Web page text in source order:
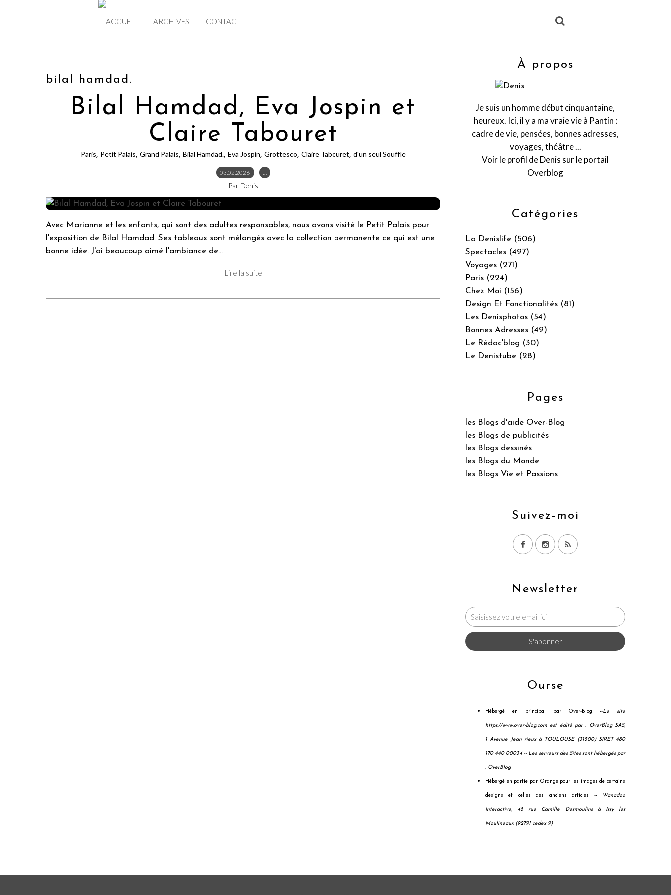
ACCUEIL ARCHIVES CONTACT
bilal hamdad.
Bilal Hamdad, Eva Jospin et
Claire Tabouret
Paris, Petit Palais, Grand Palais, Bilal Hamdad., Eva Jospin, Grottesco, Claire Tabouret, d'un seul Souffle
03.02.2026 …
Par Denis
Avec Marianne et les enfants, qui sont des adultes responsables, nous avons visité le Petit Palais pour
l'exposition de Bilal Hamdad. Ses tableaux sont mélangés avec la collection permanente ce qui est une
bonne idée. J'ai beaucoup aimé l'ambiance de...
Lire la suite
Newsletter
Catégories
La Denislife (506)
Spectacles (497)
Voyages (271)
Paris (224)
Chez Moi (156)
Design Et Fonctionalités (81)
Les Denisphotos (54)
Bonnes Adresses (49)
Le Rédac'blog (30)
Le Denistube (28)
Pages
les Blogs d'aide Over-Blog
les Blogs de publicités
les Blogs dessinés
les Blogs du Monde
les Blogs Vie et Passions
Suivez-moi
À propos
Je suis un homme début cinquantaine,
heureux. Ici, il y a ma vraie vie à Pantin :
cadre de vie, pensées, bonnes adresses,
voyages, théâtre ...
Voir le profil deDenis sur le portail
Overblog
Ourse
Hébergé en principal par Over-Blog --Le site
https://www.over-blog.com est édité par : OverBlog SAS,
1 Avenue Jean rieux à TOULOUSE (31500) SIRET 480
170 440 00034 -- Les serveurs des Sites sont hébergés par
: OverBlog
Hébergé en partie par Orange pour les images de certains
designs et celles des anciens articles -- Wanadoo
Interactive, 48 rue Camille Desmoulins à Issy les
Moulineaux (92791 cedex 9)